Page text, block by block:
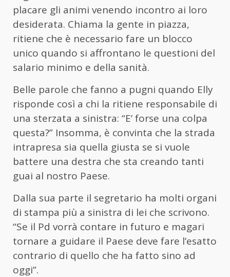
placare gli animi venendo incontro ai loro
desiderata. Chiama la gente in piazza,
ritiene che è necessario fare un blocco
unico quando si affrontano le questioni del
salario minimo e della sanità.
Belle parole che fanno a pugni quando Elly
risponde così a chi la ritiene responsabile di
una sterzata a sinistra: “E’ forse una colpa
questa?” Insomma, è convinta che la strada
intrapresa sia quella giusta se si vuole
battere una destra che sta creando tanti
guai al nostro Paese.
Dalla sua parte il segretario ha molti organi
di stampa più a sinistra di lei che scrivono.
“Se il Pd vorrà contare in futuro e magari
tornare a guidare il Paese deve fare l’esatto
contrario di quello che ha fatto sino ad
oggi”.